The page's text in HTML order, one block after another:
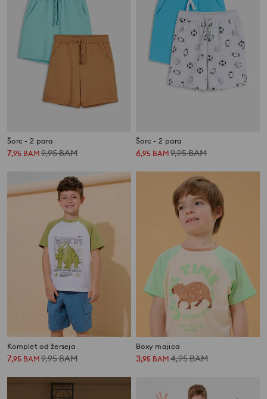
Šorc - 2 para
7,95 BAM 9,95BAM
Šorc - 2 para
6,95 BAM 9,95BAM
Komplet od žerseja
7,95 BAM 9,95BAM
Boxy majica
3,95 BAM 4,95BAM